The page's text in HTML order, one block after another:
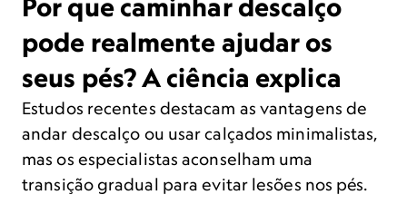
pode realmente ajudar os
seus pés? A ciência explica
Estudos recentes destacam as vantagens de
andar descalço ou usar calçados minimalistas,
mas os especialistas aconselham uma
transição gradual para evitar lesões nos pés.